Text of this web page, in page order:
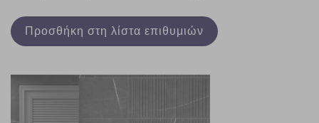
Προσθήκη στη λίστα επιθυμιών